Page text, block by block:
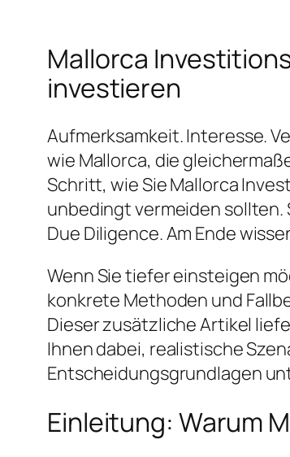
Mallorca
investieren
Aufmerksamkeit. Interesse.
wie Mallorca, die
Schritt, wie Sie Mallorca
unbedingt vermeiden sollten.
Due Diligence. Am Ende
Wenn Sie tiefer einsteigen
konkrete Methoden und
Dieser zusätzliche Artikel
Ihnen dabei, realistische
Entscheidungsgrundlagen
Einleitung: Warum